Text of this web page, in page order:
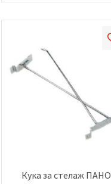
Кука за стелаж ПАНО